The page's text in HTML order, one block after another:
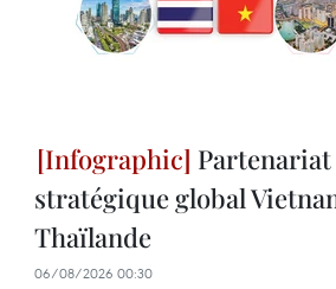
Partenariat
stratégique global
Thaïlande
06/08/2026 00:30